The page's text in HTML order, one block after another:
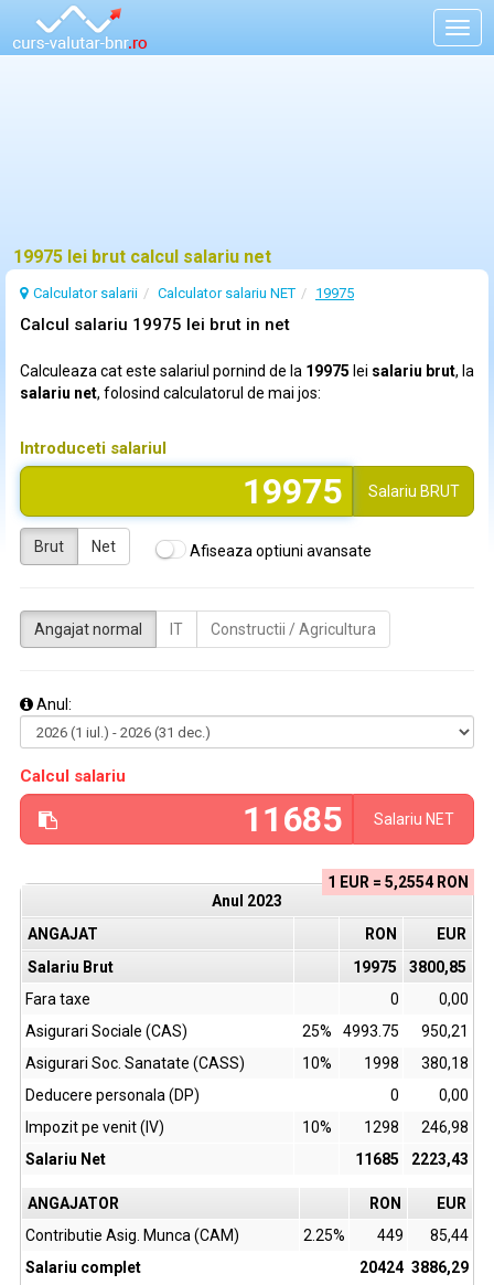
19975 lei brut calcul salariu net
Calculator salarii Calculator salariu NET 19975
Calcul salariu 19975 lei brut in net
Calculeaza cat este salariul pornind de la 19975 lei salariu brut, la
salariu net, folosind calculatorul de mai jos:
Introduceti salariul
Salariu BRUT
Brut Net Afiseaza optiuni avansate
Angajat normal IT Constructii / Agricultura
Anul:
Calcul salariu
Salariu NET
1 EUR = 5,2554 RON
Anul 2023
ANGAJAT
RON
EUR
Salariu Brut
19975
3800,85
Fara taxe
0
0,00
Asigurari Sociale (CAS)
25% 4993.75
950,21
Asigurari Soc. Sanatate (CASS)
10% 1998
380,18
Deducere personala (DP)
0
0,00
Impozit pe venit (IV)
10% 1298
246,98
Salariu Net
11685 2223,43
ANGAJATOR RON
EUR
Contributie Asig. Munca (CAM)
2.25% 449
85,44
Salariu complet
20424 3886,29